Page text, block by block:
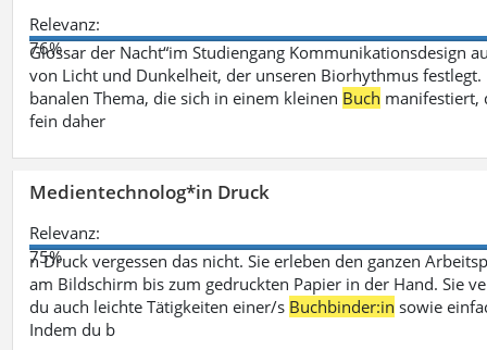
Relevanz:
76%
Glossar der Nacht“im Studiengang Kommunikationsdesign
von Licht und Dunkelheit, der unseren Biorhythmus
banalen Thema, die sich in einem kleinen Buch manifestiert,
fein daher
Medientechnolog*in Druck
Relevanz:
75%
n Druck vergessen das nicht. Sie erleben den ganzen
am Bildschirm bis zum gedruckten Papier in der Hand. Sie
du auch leichte Tätigkeiten einer/s Buchbinder:in sowie
Indem du b